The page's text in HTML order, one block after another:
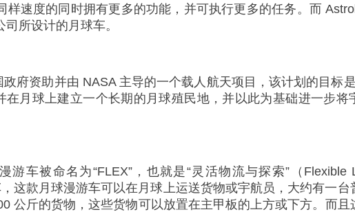
样速度的同时拥有更多的功能，并可执行更多的任务。而
所设计的月球车。
府资助并由 NASA 主导的一个载人航天项目，该计划的目标
在月球上建立一个长期的月球殖民地，并以此为基础进一步将
游车被命名为“FLEX”，也就是“灵活物流与探索”（Flexible
这款月球漫游车可以在月球上运送货物或宇航员，大约有一台
公斤的货物，这些货物可以放置在主甲板的上方或下方。而且